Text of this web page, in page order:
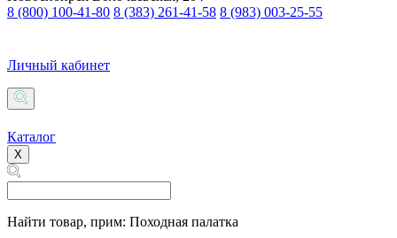
8 (800) 100-41-80 8 (383) 261-41-58 8 (983) 003-25-55
Личный кабинет
Каталог
X
Найти товар, прим: Походная палатка